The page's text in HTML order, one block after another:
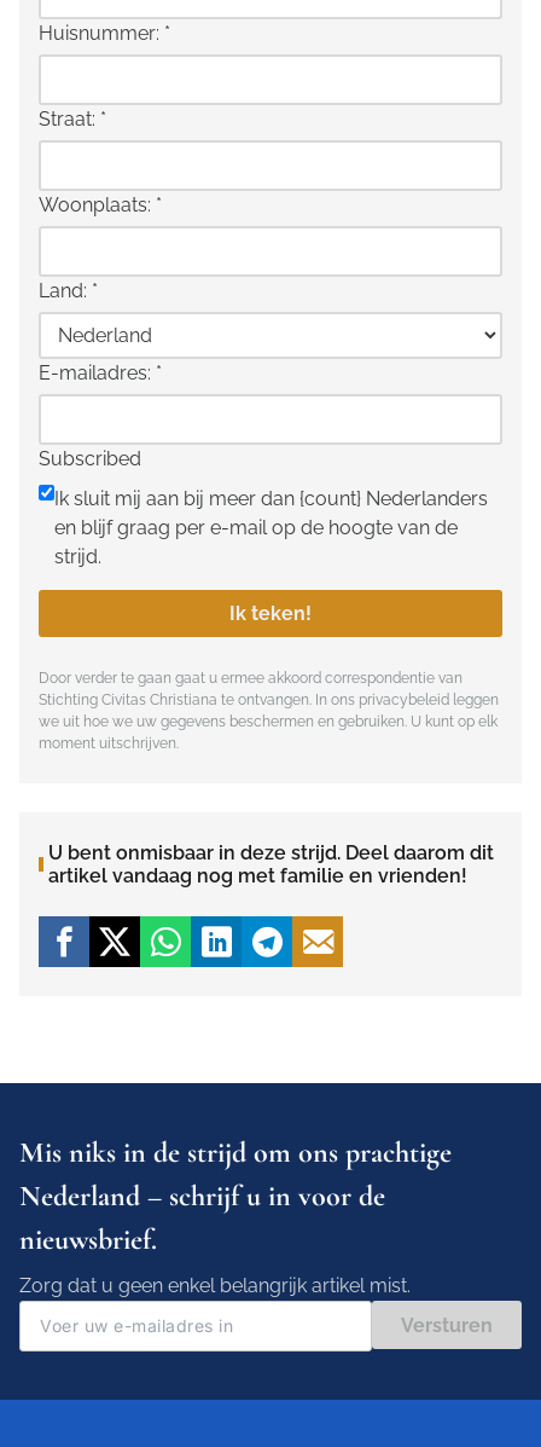
Huisnummer: *
Straat: *
Woonplaats: *
Land: *
E-mailadres: *
Subscribed
Ik sluit mij aan bij meer dan {count} Nederlanders
en blijf graag per e-mail op de hoogte van de
strijd.
Ik teken!
Door verder te gaan gaat u ermee akkoord correspondentie van
Stichting Civitas Christiana te ontvangen. In ons privacybeleid leggen
we uit hoe we uw gegevens beschermen en gebruiken. U kunt op elk
moment uitschrijven.
U bent onmisbaar in deze strijd. Deel daarom dit
artikel vandaag nog met familie en vrienden!
Mis niks in de strijd om ons prachtige
Nederland – schrijf u in voor de
nieuwsbrief.
Zorg dat u geen enkel belangrijk artikel mist.
Versturen